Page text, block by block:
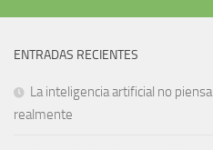
ENTRADAS RECIENTES
La inteligencia artificial no
realmente